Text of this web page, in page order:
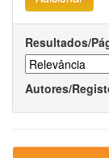
Resultados/
Autores/